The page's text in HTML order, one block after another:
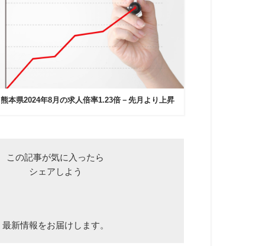
熊本県2024年8月の求人倍率1.23倍－先月より上昇
この記事が気に入ったら
シェアしよう
最新情報をお届けします。